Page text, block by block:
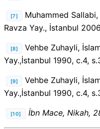
[7] Muhammed Sallabi,
Ravza Yay., İstanbul
[8]
Vehbe Zuhayli,
Yay.,İstanbul 1990, c.4,
[9]
Vehbe Zuhayli,
Yay.,İstanbul 1990, c.4,
[10] İbn Mace, Nikah,